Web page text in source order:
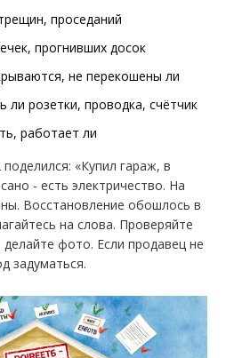
проседаний
прогнивших досок
не перекошены ли
ли розетки, проводка, счётчик
работает ли
«Купил гараж, в
- есть электричество. На
Восстановление обошлось в
на слова. Проверяйте
фото. Если продавец не
задуматься.